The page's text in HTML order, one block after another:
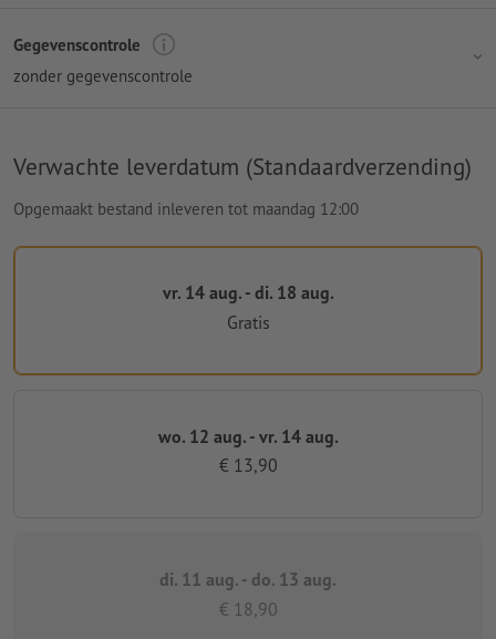
Gegevenscontrole
zonder gegevenscontrole
Verwachte leverdatum (Standaardverzending)
Opgemaakt bestand inleveren tot maandag 12:00
vr. 14 aug. - di. 18 aug.
Gratis
wo. 12 aug. - vr. 14 aug.
€ 13,90
di. 11 aug. - do. 13 aug.
€ 18,90